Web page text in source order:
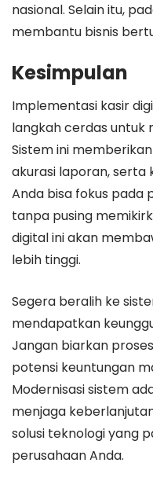
nasional. Selain itu,
membantu bisnis
Kesimpulan
Implementasi kasir
langkah cerdas untuk
Sistem ini
akurasi laporan, serta
Anda bisa fokus pada
tanpa pusing
digital ini akan
lebih tinggi.
Segera beralih ke
mendapatkan
Jangan biarkan
potensi keuntungan
Modernisasi sistem
menjaga
solusi teknologi yang
perusahaan Anda.